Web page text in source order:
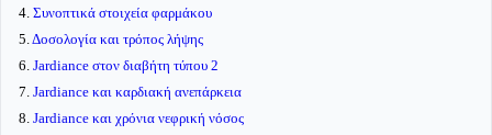
4. Συνοπτικά στοιχεία φαρμάκου
5.Δοσολογία και τρόπος λήψης
6. Jardiance στον διαβήτη τύπου 2
7. Jardiance και καρδιακή ανεπάρκεια
8. Jardiance και χρόνια νεφρική νόσος